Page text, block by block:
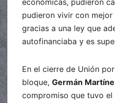
económicas, pudieron
pudieron vivir con
gracias a una ley que
autofinanciaba y es
En el cierre de Unión
bloque, Germán
compromiso que tuvo